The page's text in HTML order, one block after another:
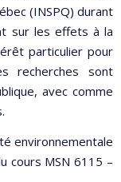
(INSPQ) durant
sur les effets à la
particulier pour
recherches sont
avec comme
environnementale
cours MSN 6115 –